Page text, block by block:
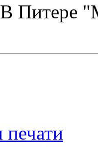
В Питере
печати